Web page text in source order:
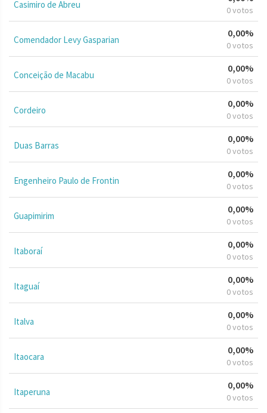
Casimiro de Abreu 0 votos
Comendador Levy Gasparian
0,00%
0 votos
Conceição de Macabu
0,00%
0 votos
Cordeiro
0,00%
0 votos
Duas Barras
0,00%
0 votos
Engenheiro Paulo de Frontin
0,00%
0 votos
Guapimirim
0,00%
0 votos
Itaboraí
0,00%
0 votos
Itaguaí
0,00%
0 votos
Italva
0,00%
0 votos
Itaocara
0,00%
0 votos
Itaperuna
0,00%
0 votos